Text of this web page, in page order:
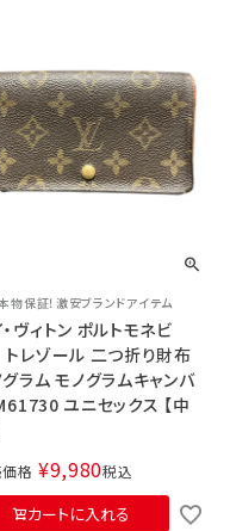
物保証！激安ブランドアイテム
ヴィトン ポルトモネビ
レゾール 二つ折り財布
ラム モノグラムキャンバ
ユニセックス 【中
格 ¥9,980税込
カートに入れる